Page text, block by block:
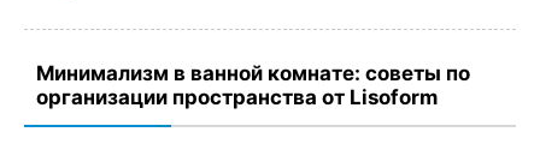
Минимализм в ванной комнате: советы по
организации пространства от Lisoform